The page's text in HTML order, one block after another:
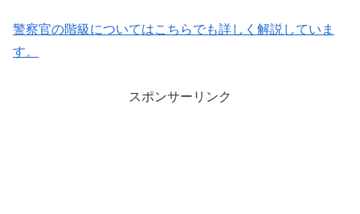
警察官の階級についてはこちらでも詳しく解説していま
す。
スポンサーリンク